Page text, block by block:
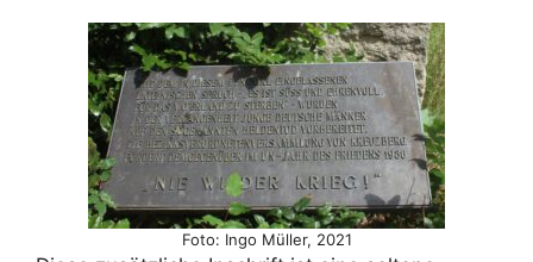
Foto: Ingo Müller, 2021